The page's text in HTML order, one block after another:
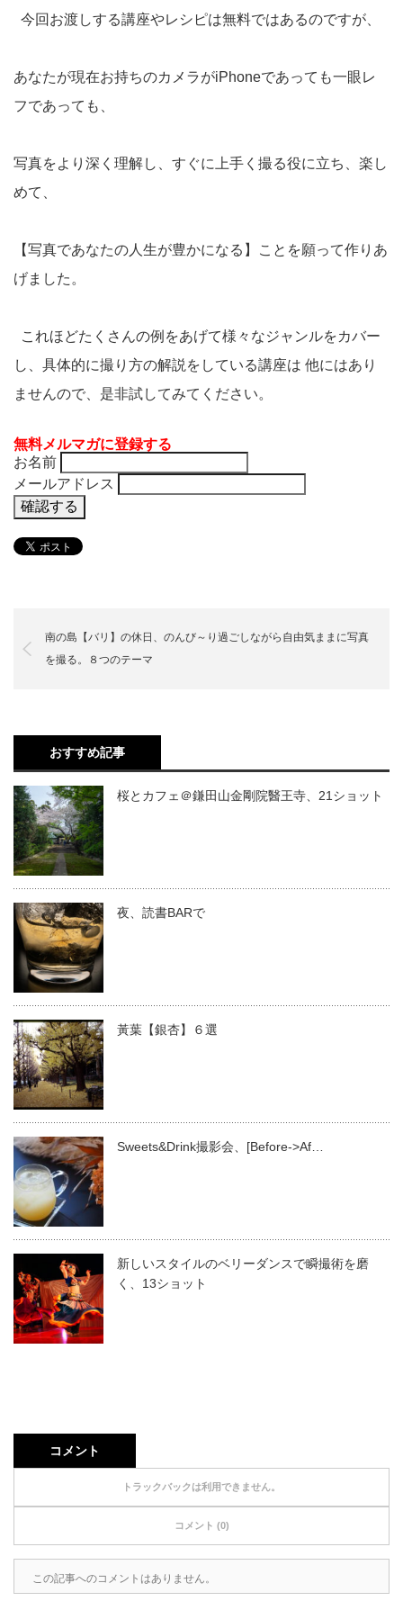
今回お渡しする講座やレシピは無料ではあるのですが、
あなたが現在お持ちのカメラがiPhoneであっても一眼レ
フであっても、
写真をより深く理解し、すぐに上手く撮る役に立ち、楽し
めて、
【写真であなたの人生が豊かになる】ことを願って作りあ
げました。
これほどたくさんの例をあげて様々なジャンルをカバー
し、具体的に撮り方の解説をしている講座は 他にはあり
ませんので、是非試してみてください。
無料メルマガに登録する
お名前
メールアドレス
南の島【バリ】の休日、のんび～り過ごしながら自由気ままに写真
を撮る。８つのテーマ
おすすめ記事
桜とカフェ＠鎌田山金剛院醫王寺、21ショット
夜、読書BARで
黃葉【銀杏】６選
Sweets&Drink撮影会、[Before->Af…
新しいスタイルのベリーダンスで瞬撮術を磨
く、13ショット
コメント
トラックバックは利用できません。
コメント (0)
この記事へのコメントはありません。